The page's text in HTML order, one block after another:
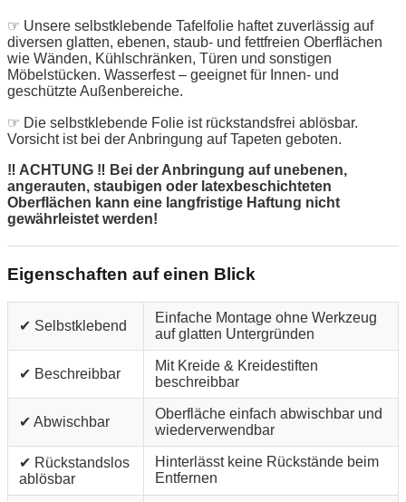
☞ Unsere selbstklebende Tafelfolie haftet zuverlässig auf
diversen glatten, ebenen, staub- und fettfreien Oberflächen
wie Wänden, Kühlschränken, Türen und sonstigen
Möbelstücken. Wasserfest – geeignet für Innen- und
geschützte Außenbereiche.
☞ Die selbstklebende Folie ist rückstandsfrei ablösbar.
Vorsicht ist bei der Anbringung auf Tapeten geboten.
‼ ACHTUNG ‼ Bei der Anbringung auf unebenen,
angerauten, staubigen oder latexbeschichteten
Oberflächen kann eine langfristige Haftung nicht
gewährleistet werden!
Eigenschaften auf einen Blick
✔ Selbstklebend
Einfache Montage ohne Werkzeug
auf glatten Untergründen
✔ Beschreibbar
Mit Kreide & Kreidestiften
beschreibbar
✔ Abwischbar
Oberfläche einfach abwischbar und
wiederverwendbar
✔ Rückstandslos
ablösbar
Hinterlässt keine Rückstände beim
Entfernen